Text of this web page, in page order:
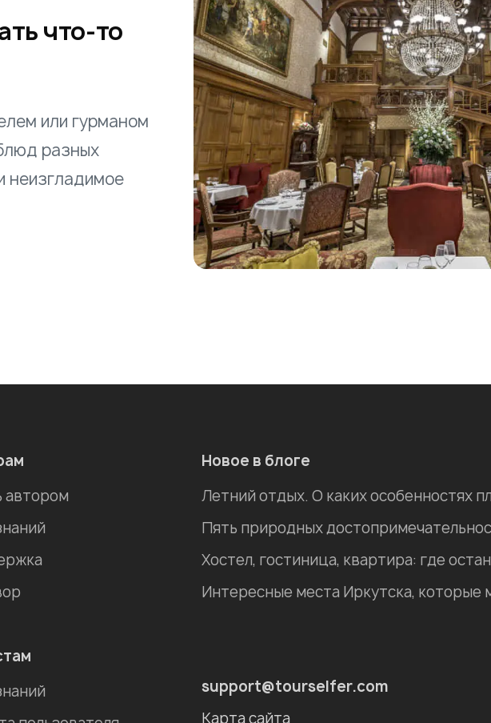
что-то
или гурманом
разных
неизгладимое
автором
Новое в блоге
Летний отдых. О каких особенностях
support@tourselfer.com
Карта сайта